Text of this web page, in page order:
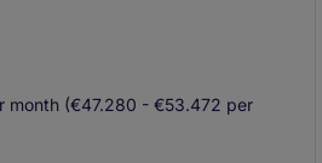
(€47.280 - €53.472 per